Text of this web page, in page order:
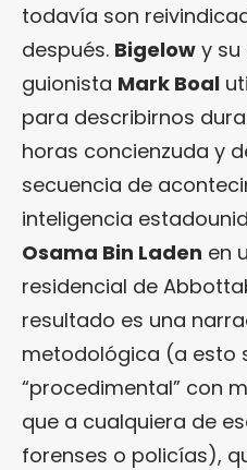
todavía son
después. Bigelow y
guionista Mark Boal
para describirnos
horas concienzuda y
secuencia de
inteligencia
Osama Bin Laden en
residencial de
resultado es una
metodológica (a esto
“procedimental” con
que a cualquiera de
forenses o policías),